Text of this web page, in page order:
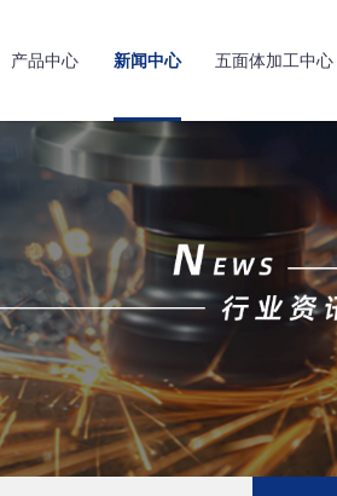
产品中心 新闻中心 五面体加工中心